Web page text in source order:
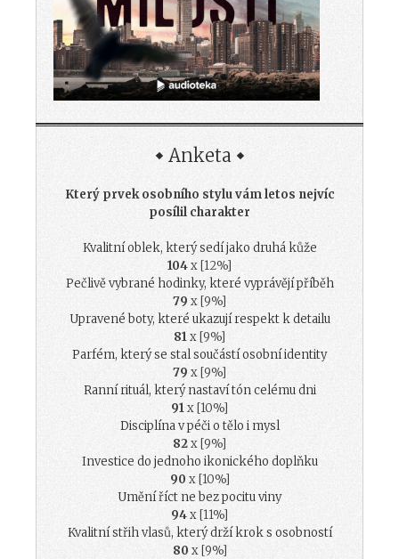
Anketa
Který prvek osobního stylu vám letos nejvíc
posílil charakter
Kvalitní oblek, který sedí jako druhá kůže
104x [12%]
Pečlivě vybrané hodinky, které vyprávějí příběh
79 x [9%]
Upravené boty, které ukazují respekt k detailu
81x [9%]
Parfém, který se stal součástí osobní identity
79 x [9%]
Ranní rituál, který nastaví tón celému dni
91x [10%]
Disciplína v péči o tělo i mysl
82x [9%]
Investice do jednoho ikonického doplňku
90 x [10%]
Umění říct ne bez pocitu viny
94x [11%]
Kvalitní střih vlasů, který drží krok s osobností
80 x [9%]